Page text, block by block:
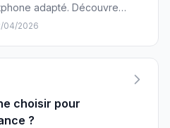
adapté. Découvrez
et les meilleurs modèles
04/2026
choisir pour
?